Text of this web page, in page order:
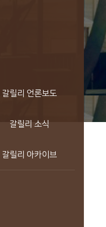
갈릴리 언론보도
갈릴리 소식
갈릴리 아카이브